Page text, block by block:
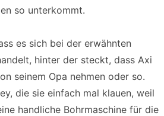
so unterkommt.
es sich bei der erwähnten
hinter der steckt, dass Axi
seinem Opa nehmen oder so.
die sie einfach mal klauen, weil
handliche Bohrmaschine für die